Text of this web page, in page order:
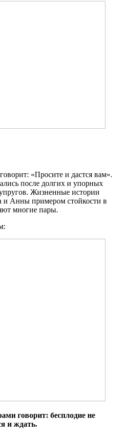
«Просите и дастся вам».
после долгих и упорных
Жизненные истории
и Анны примером стойкости в
многие пары.
говорит: бесплодие не
и ждать.